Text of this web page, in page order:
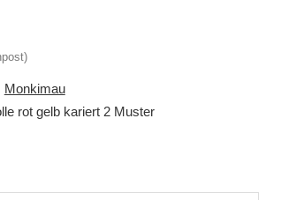
Monkimau
rot gelb kariert 2 Muster